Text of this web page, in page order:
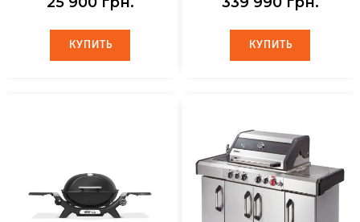
КУПИТЬ
КУПИТЬ КУПИТЬ
КУПИТЬ